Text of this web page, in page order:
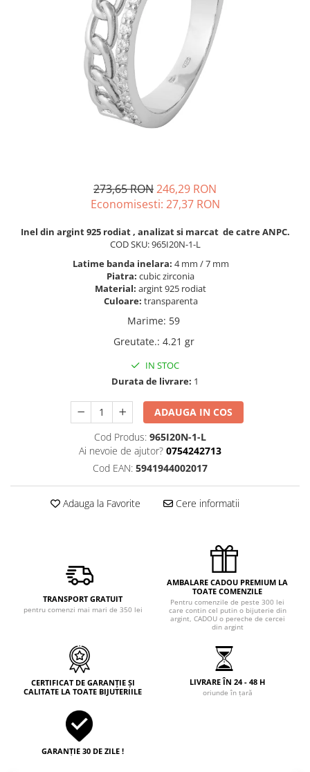
ACE DE CRAVATA
BRATARI PENTRU PICIOR
BRATARA TIP ROZARIU
LANTURI TIP ROZARIU
273,65 RON246,29 RON
Economisesti: 27,37 RON
Inel din argint 925 rodiat , analizat si marcat de catre ANPC.
COD SKU: 965I20N-1-L
Latime banda inelara: 4 mm / 7 mm
Piatra: cubic zirconia
Material: argint 925 rodiat
Culoare: transparenta
Marime: 59
Greutate.: 4.21 gr
IN STOC
Durata de livrare: 1
ADAUGA IN COS
Cod Produs: 965I20N-1-L
Ai nevoie de ajutor? 0754242713
Cod EAN: 5941944002017
Adauga la Favorite Cere informatii
TRANSPORT GRATUIT
pentru comenzi mai mari de 350 lei
AMBALARE CADOU PREMIUM LA
TOATE COMENZILE
Pentru comenzile de peste 300 lei
care contin cel putin o bijuterie din
argint, CADOU o pereche de cercei
din argint
CERTIFICAT DE GARANȚIE ȘI
CALITATE LA TOATE BIJUTERIILE
LIVRARE ÎN 24 - 48 H
oriunde în țară
GARANȚIE 30 DE ZILE !